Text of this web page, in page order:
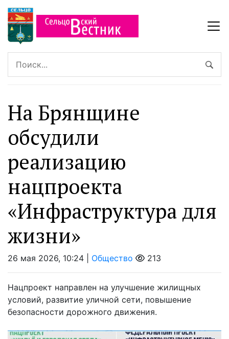
На Брянщине
обсудили
реализацию
нацпроекта
«Инфраструктура для
жизни»
26 мая 2026, 10:24 | Общество 213
Нацпроект направлен на улучшение жилищных
условий, развитие уличной сети, повышение
безопасности дорожного движения.